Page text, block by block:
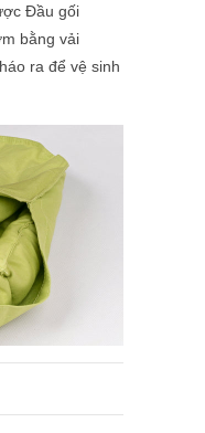
Đầu gối
bằng vải
ra để vệ sinh